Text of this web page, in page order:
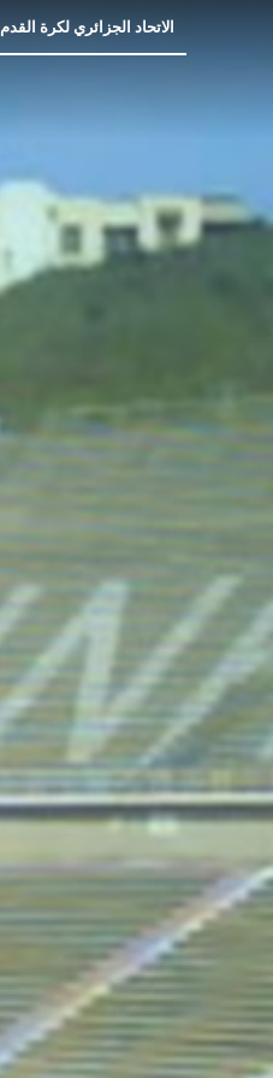
FÉDÉRATION ALGÉRIENNE DE FOOTBALL - الاتحاد الجزائري لكرة القدم